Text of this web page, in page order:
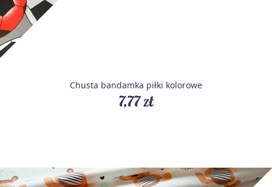
Chusta bandamka piłki kolorowe
7,77 zł